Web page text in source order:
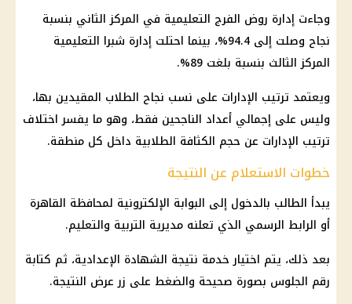
وجاءت إدارة روض الفرج التعليمية في المركز الثاني بنسبة
نجاح وصلت إلى 94.4%، بينما احتلت إدارة شبرا التعليمية
المركز الثالث بنسبة بلغت 89%.
ويعتمد ترتيب الإدارات على نسب نجاح الطلاب المقيدين بها،
وليس على إجمالي أعداد الناجحين فقط، وهو ما يفسر اختلاف
ترتيب الإدارات عن حجم الكثافة الطلابية داخل كل منطقة.
خطوات الاستعلام عن النتيجة
يبدأ الطالب بالدخول إلى البوابة الإلكترونية لمحافظة القاهرة
أو الرابط الرسمي الذي تعلنه مديرية التربية والتعليم.
بعد ذلك، يتم اختيار خدمة نتيجة الشهادة الإعدادية، ثم كتابة
رقم الجلوس بصورة صحيحة والضغط على زر عرض النتيجة.